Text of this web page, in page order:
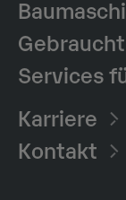
Services
Karriere
Kontakt